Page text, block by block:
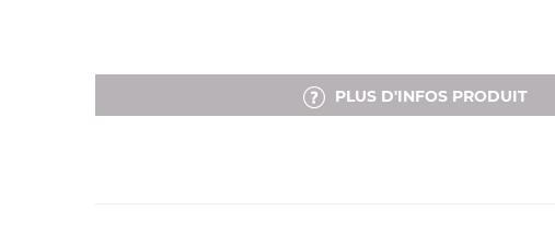
PLUS D'INFOS PRODUIT